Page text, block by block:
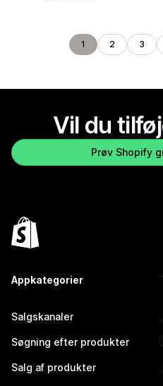
1 2 3
Vil du
Prøv Shopify
Appkategorier
Salgskanaler
Søgning efter produkter
Salg af produkter